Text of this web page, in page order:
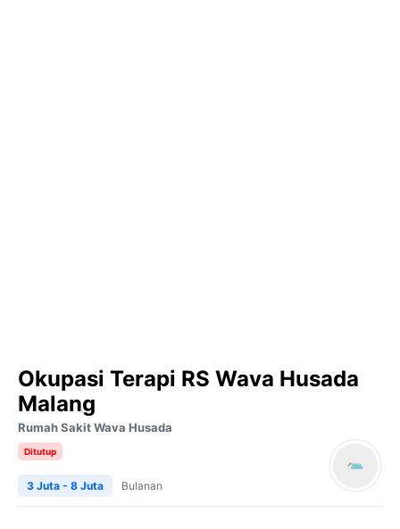
Okupasi Terapi RS Wava Husada
Malang
Rumah Sakit Wava Husada
Ditutup
3 Juta - 8 Juta Bulanan